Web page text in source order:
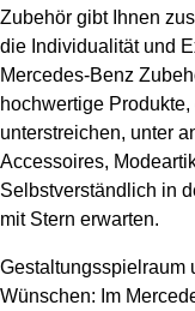
Zubehör gibt Ihnen
die Individualität und
Mercedes-Benz
hochwertige
unterstreichen, unter
Accessoires,
Selbstverständlich in
mit Stern erwarten.
Gestaltungsspielraum
Wünschen: Im